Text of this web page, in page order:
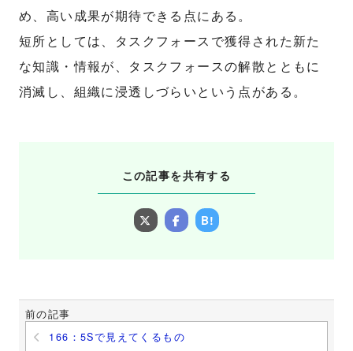
め、高い成果が期待できる点にある。
短所としては、タスクフォースで獲得された新た
な知識・情報が、タスクフォースの解散とともに
消滅し、組織に浸透しづらいという点がある。
この記事を共有する
B!
前の記事
166：5Sで見えてくるもの